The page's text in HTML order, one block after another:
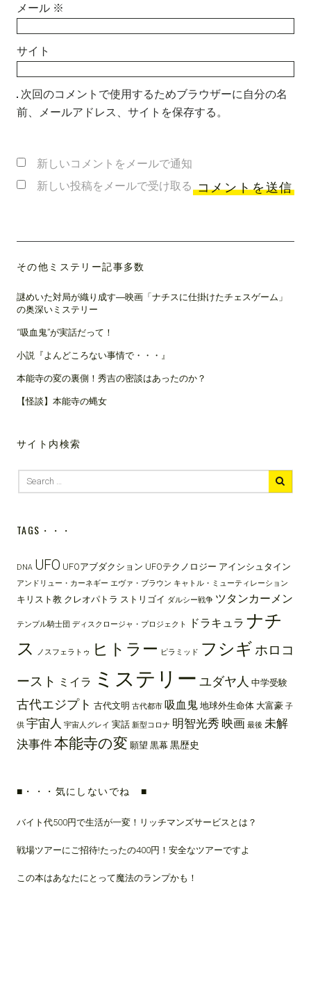
メール ※
サイト
次回のコメントで使用するためブラウザーに自分の名
前、メールアドレス、サイトを保存する。
新しいコメントをメールで通知
新しい投稿をメールで受け取る
その他ミステリー記事多数
謎めいた対局が織り成す―映画「ナチスに仕掛けたチェスゲーム」
の奥深いミステリー
“吸血鬼”が実話だって！
小説『よんどころない事情で・・・』
本能寺の変の裏側！秀吉の密談はあったのか？
【怪談】本能寺の蝿女
サイト内検索
TAGS・・・
DNA UFO UFOアブダクション UFOテクノロジー アインシュタイン
アンドリュー・カーネギー エヴァ・ブラウン キャトル・ミューティレーション
キリスト教 クレオパトラ ストリゴイ ダルシー戦争 ツタンカーメン
テンプル騎士団 ディスクロージャ・プロジェクト ドラキュラ ナチ
ス
ノスフェラトゥ ヒトラー ピラミッド フシギ ホロコ
ースト ミイラ ミステリー ユダヤ人 中学受験
古代エジプト 古代文明 古代都市 吸血鬼 地球外生命体 大富豪 子
供 宇宙人 宇宙人グレイ 実話 新型コロナ 明智光秀 映画 最後 未解
決事件本能寺の変 願望 黒幕 黒歴史
■・・・気にしないでね ■
バイト代500円で生活が一変！リッチマンズサービスとは？
戦場ツアーにご招待!たったの400円！安全なツアーですよ
この本はあなたにとって魔法のランプかも！